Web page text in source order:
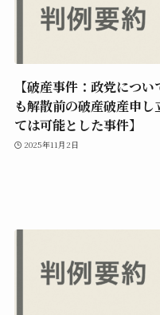
【破産事件：政党につい
も解散前の破産破産申し
ては可能とした事件】
2025年11月2日